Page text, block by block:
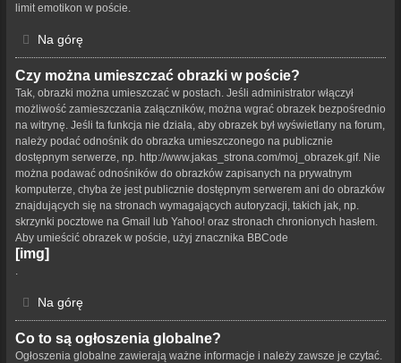
limit emotikon w poście.
Na górę
Czy można umieszczać obrazki w poście?
Tak, obrazki można umieszczać w postach. Jeśli administrator włączył
możliwość zamieszczania załączników, można wgrać obrazek bezpośrednio
na witrynę. Jeśli ta funkcja nie działa, aby obrazek był wyświetlany na forum,
należy podać odnośnik do obrazka umieszczonego na publicznie
dostępnym serwerze, np. http://www.jakas_strona.com/moj_obrazek.gif. Nie
można podawać odnośników do obrazków zapisanych na prywatnym
komputerze, chyba że jest publicznie dostępnym serwerem ani do obrazków
znajdujących się na stronach wymagających autoryzacji, takich jak, np.
skrzynki pocztowe na Gmail lub Yahoo! oraz stronach chronionych hasłem.
Aby umieścić obrazek w poście, użyj znacznika BBCode
[img]
Na górę
Co to są ogłoszenia globalne?
Ogłoszenia globalne zawierają ważne informacje i należy zawsze je czytać.